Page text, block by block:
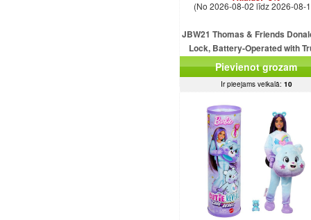
(No 2026-08-02 līdz 2026-08-
JBW21 Thomas & Friends
Lock, Battery-Operated with
MATTEL
Pievienot grozam
Ir pieejams veikalā: 10